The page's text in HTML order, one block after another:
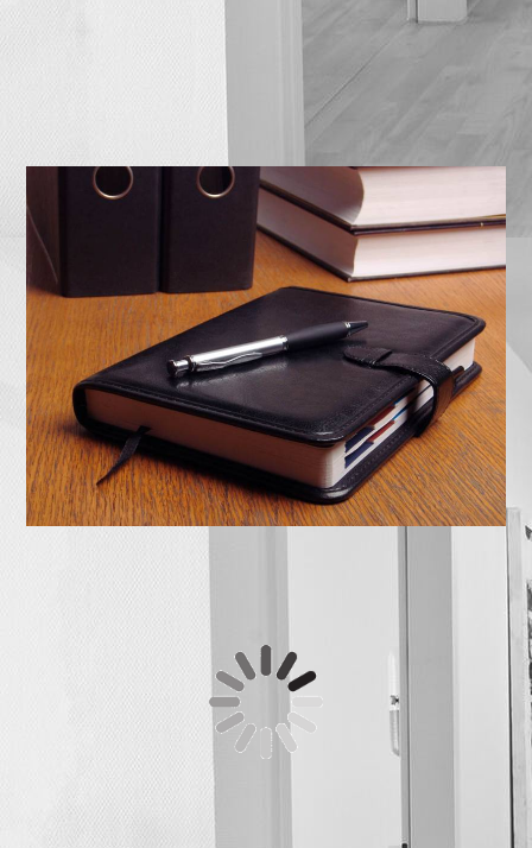
Besuchen Sie uns auf Facebook und werden Sie ein Fan
unserer Osteopathie-News.
Finden Sie hier alle News zur med. Ästhetik.